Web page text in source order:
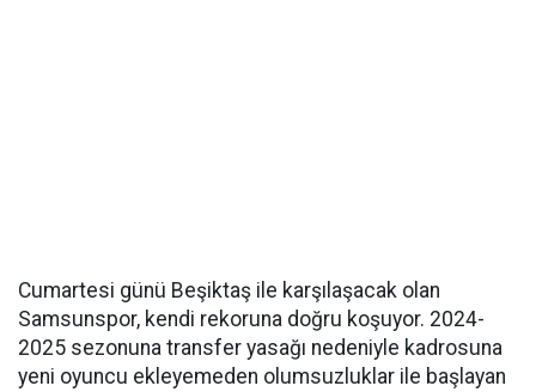
Cumartesi günü Beşiktaş ile karşılaşacak olan
Samsunspor, kendi rekoruna doğru koşuyor. 2024-
2025 sezonuna transfer yasağı nedeniyle kadrosuna
yeni oyuncu ekleyemeden olumsuzluklar ile başlayan